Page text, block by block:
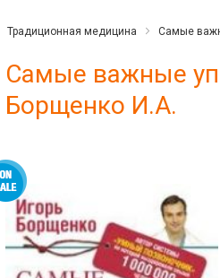
Традиционная медицина Самые
Самые важные
Борщенко И.А.